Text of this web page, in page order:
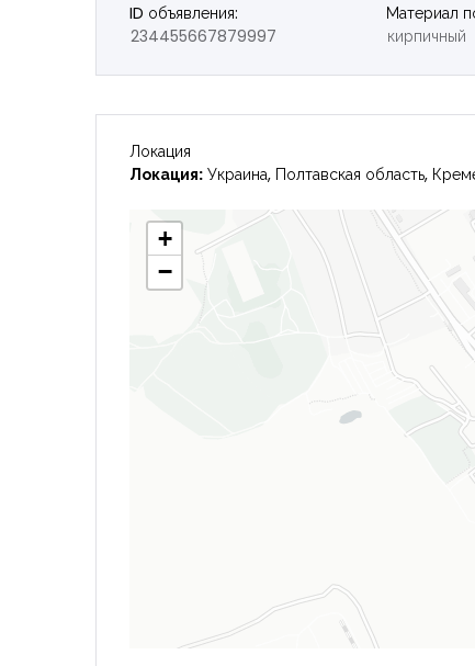
ID объявления:
234455667879997
Материал
кирпичный
Локация
Локация: Украина, Полтавская область,
+
−